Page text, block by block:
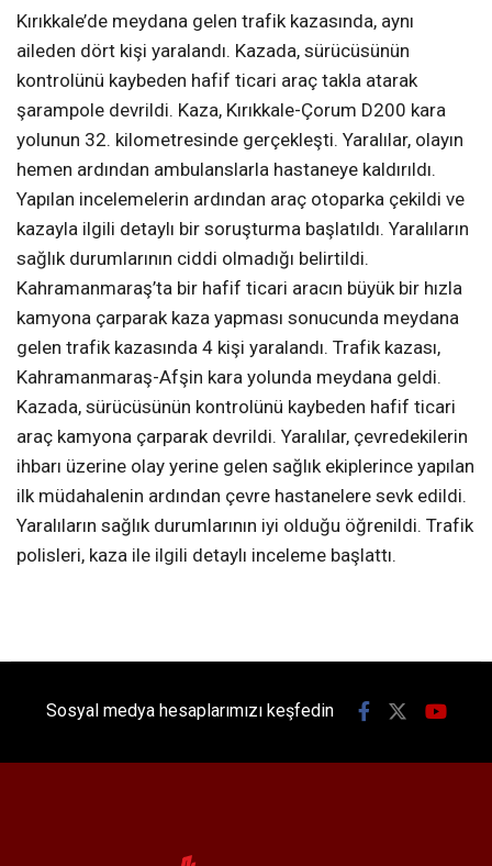
Kırıkkale’de meydana gelen trafik kazasında, aynı
aileden dört kişi yaralandı. Kazada, sürücüsünün
kontrolünü kaybeden hafif ticari araç takla atarak
şarampole devrildi. Kaza, Kırıkkale-Çorum D200 kara
yolunun 32. kilometresinde gerçekleşti. Yaralılar, olayın
hemen ardından ambulanslarla hastaneye kaldırıldı.
Yapılan incelemelerin ardından araç otoparka çekildi ve
kazayla ilgili detaylı bir soruşturma başlatıldı. Yaralıların
sağlık durumlarının ciddi olmadığı belirtildi.
Kahramanmaraş’ta bir hafif ticari aracın büyük bir hızla
kamyona çarparak kaza yapması sonucunda meydana
gelen trafik kazasında 4 kişi yaralandı. Trafik kazası,
Kahramanmaraş-Afşin kara yolunda meydana geldi.
Kazada, sürücüsünün kontrolünü kaybeden hafif ticari
araç kamyona çarparak devrildi. Yaralılar, çevredekilerin
ihbarı üzerine olay yerine gelen sağlık ekiplerince yapılan
ilk müdahalenin ardından çevre hastanelere sevk edildi.
Yaralıların sağlık durumlarının iyi olduğu öğrenildi. Trafik
polisleri, kaza ile ilgili detaylı inceleme başlattı.
Sosyal medya hesaplarımızı keşfedin